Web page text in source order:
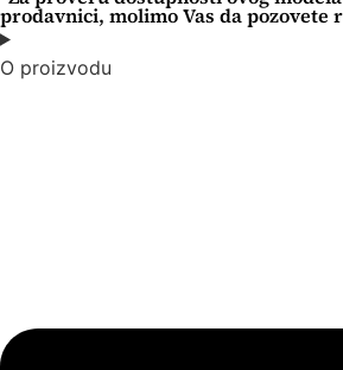
prodavnici, molimo Vas da pozovete
O proizvodu